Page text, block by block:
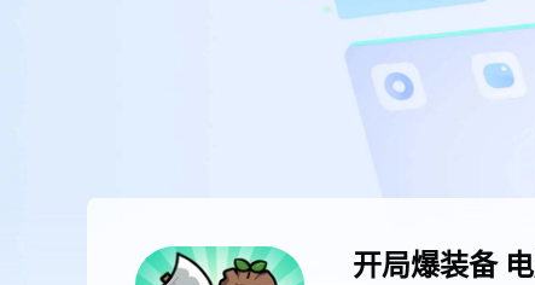
开局爆装备